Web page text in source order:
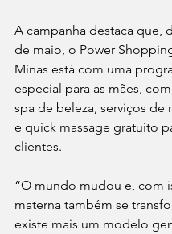
A campanha destaca que,
de maio, o Power
Minas está com uma
especial para as mães,
spa de beleza, serviços de
e quick massage gratuito
clientes.
“O mundo mudou e, com
materna também se
existe mais um modelo